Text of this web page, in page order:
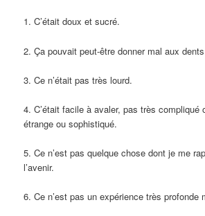
1. C’était doux et sucré.
2. Ça pouvait peut-être donner mal aux
3. Ce n’était pas très lourd.
4. C’était facile à avaler, pas très compliqué
étrange ou sophistiqué.
5. Ce n’est pas quelque chose dont je me
l’avenir.
6. Ce n’est pas un expérience très profonde